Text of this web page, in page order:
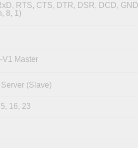
RTS, CTS, DTR, DSR, DCD,
8, 1)
V1 Master
(Slave)
16, 23